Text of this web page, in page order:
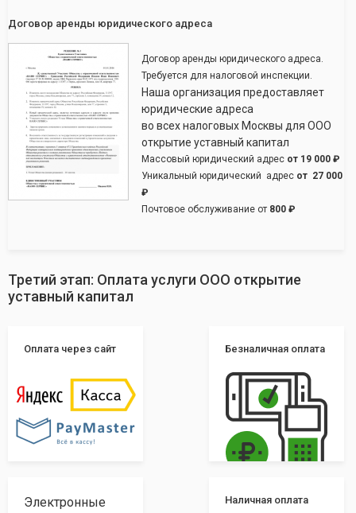
Договор аренды юридического адреса
Договор аренды юридического адреса.
Требуется для налоговой инспекции.
Наша организация предоставляет
юридические адреса
во всех налоговых Москвы для ООО
открытие уставный капитал
Массовый юридический адрес от 19 000 ₽
Уникальный юридический адрес от 27 000
₽
Почтовое обслуживание от 800 ₽
Третий этап: Оплата услуги ООО открытие
уставный капитал
Оплата через сайт Безналичная оплата
Электронные
Наличная оплата